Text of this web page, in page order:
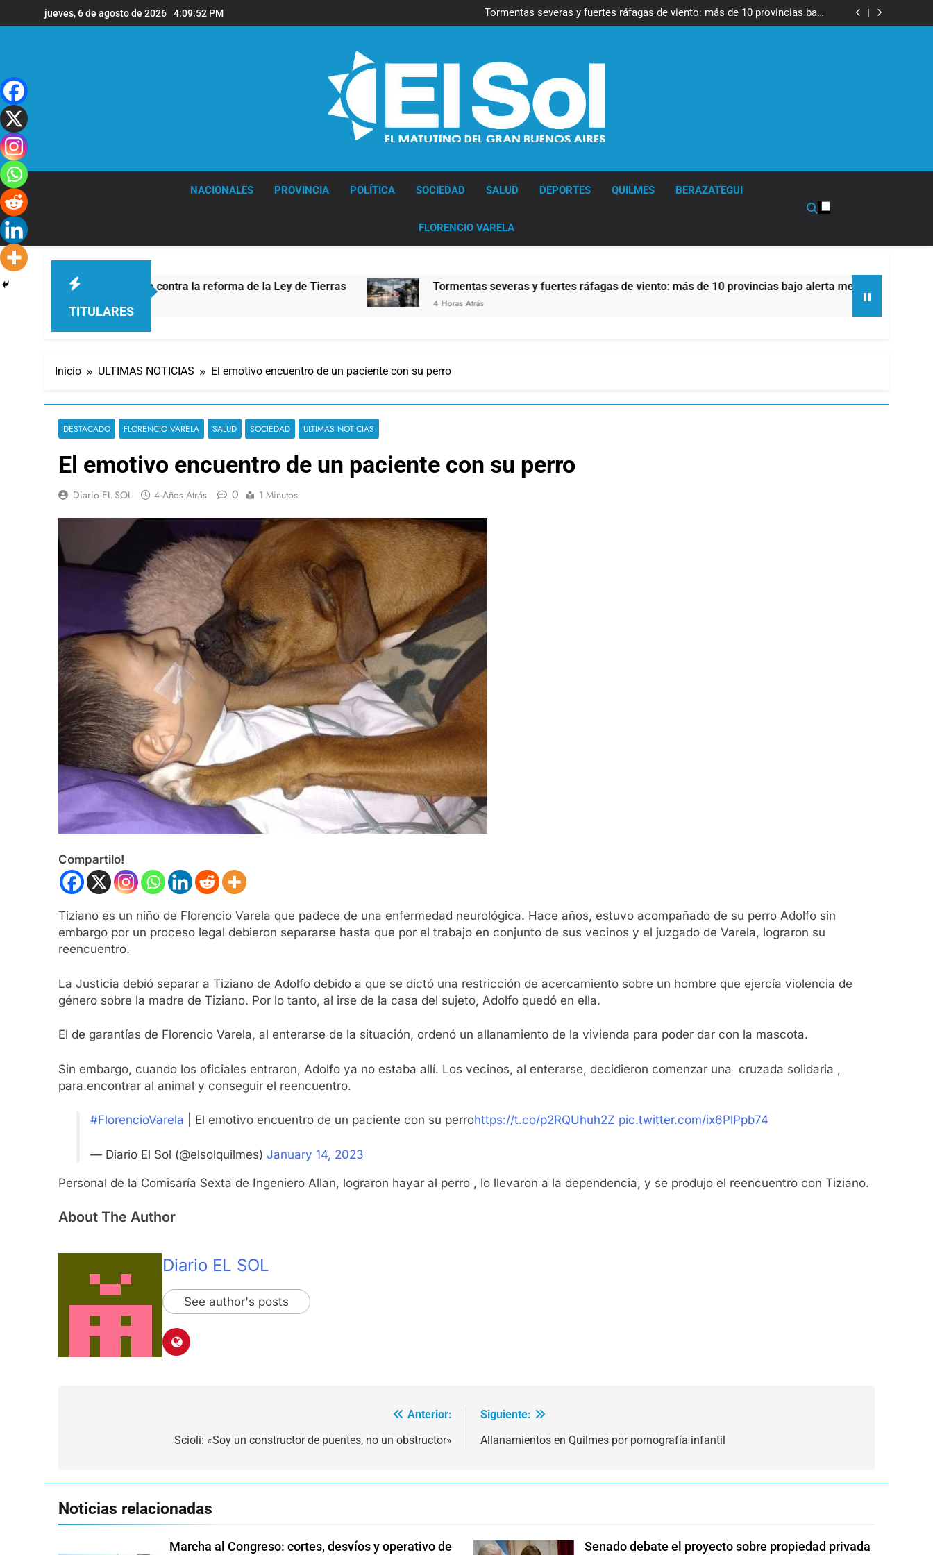
al
jueves, 6 de agosto de 2026 4:09:52 PM
protesta contra la reforma de la Ley de Tierras
Tormentas severas y fuertes ráfagas de viento: más de 10 provincias bajo
alerta meteorológica
Senado debate el proyecto sobre propiedad privada con foco en los
Tormentas severas y fuertes ráfagas de viento: más de 10 provincias bajo
Senado debate el proyecto sobre propiedad privada con foco en los
Día del Cirujano Torácico: una especialidad clave para el cuidado de la
NACIONALES PROVINCIA POLÍTICA SOCIEDAD SALUD DEPORTES QUILMES BERAZATEGUI
FLORENCIO VARELA
TITULARES
por la protesta contra la reforma de la Ley de Tierras Tormentas severas y fuertes ráfagas de viento: más de 10 provincias bajo alerta meteorológica
4 Horas Atrás
Inicio ULTIMAS NOTICIAS El emotivo encuentro de un paciente con su perro
DESTACADO FLORENCIO VARELA SALUD SOCIEDAD ULTIMAS NOTICIAS
El emotivo encuentro de un paciente con su perro
Diario EL SOL 4 Años Atrás 0 1 Minutos
Compartilo!
Tiziano es un niño de Florencio Varela que padece de una enfermedad neurológica. Hace años, estuvo acompañado de su perro Adolfo sin
embargo por un proceso legal debieron separarse hasta que por el trabajo en conjunto de sus vecinos y el juzgado de Varela, lograron su
reencuentro.
La Justicia debió separar a Tiziano de Adolfo debido a que se dictó una restricción de acercamiento sobre un hombre que ejercía violencia de
género sobre la madre de Tiziano. Por lo tanto, al irse de la casa del sujeto, Adolfo quedó en ella.
El de garantías de Florencio Varela, al enterarse de la situación, ordenó un allanamiento de la vivienda para poder dar con la mascota.
Sin embargo, cuando los oficiales entraron, Adolfo ya no estaba allí. Los vecinos, al enterarse, decidieron comenzar una cruzada solidaria ,
para.encontrar al animal y conseguir el reencuentro.
#FlorencioVarela | El emotivo encuentro de un paciente con su perrohttps://t.co/p2RQUhuh2Z pic.twitter.com/ix6PlPpb74
— Diario El Sol (@elsolquilmes) January 14, 2023
Personal de la Comisaría Sexta de Ingeniero Allan, lograron hayar al perro , lo llevaron a la dependencia, y se produjo el reencuentro con Tiziano.
About The Author
Diario EL SOL
See author's posts
Anterior:
Scioli: «Soy un constructor de puentes, no un obstructor»
Siguiente:
Allanamientos en Quilmes por pornografía infantil
Noticias relacionadas
Marcha al Congreso: cortes, desvíos y operativo de Senado debate el proyecto sobre propiedad privada